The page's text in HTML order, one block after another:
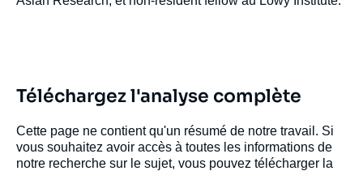
Téléchargez l'analyse complète
Cette page ne contient qu'un résumé de notre travail. Si
vous souhaitez avoir accès à toutes les informations de
notre recherche sur le sujet, vous pouvez télécharger la